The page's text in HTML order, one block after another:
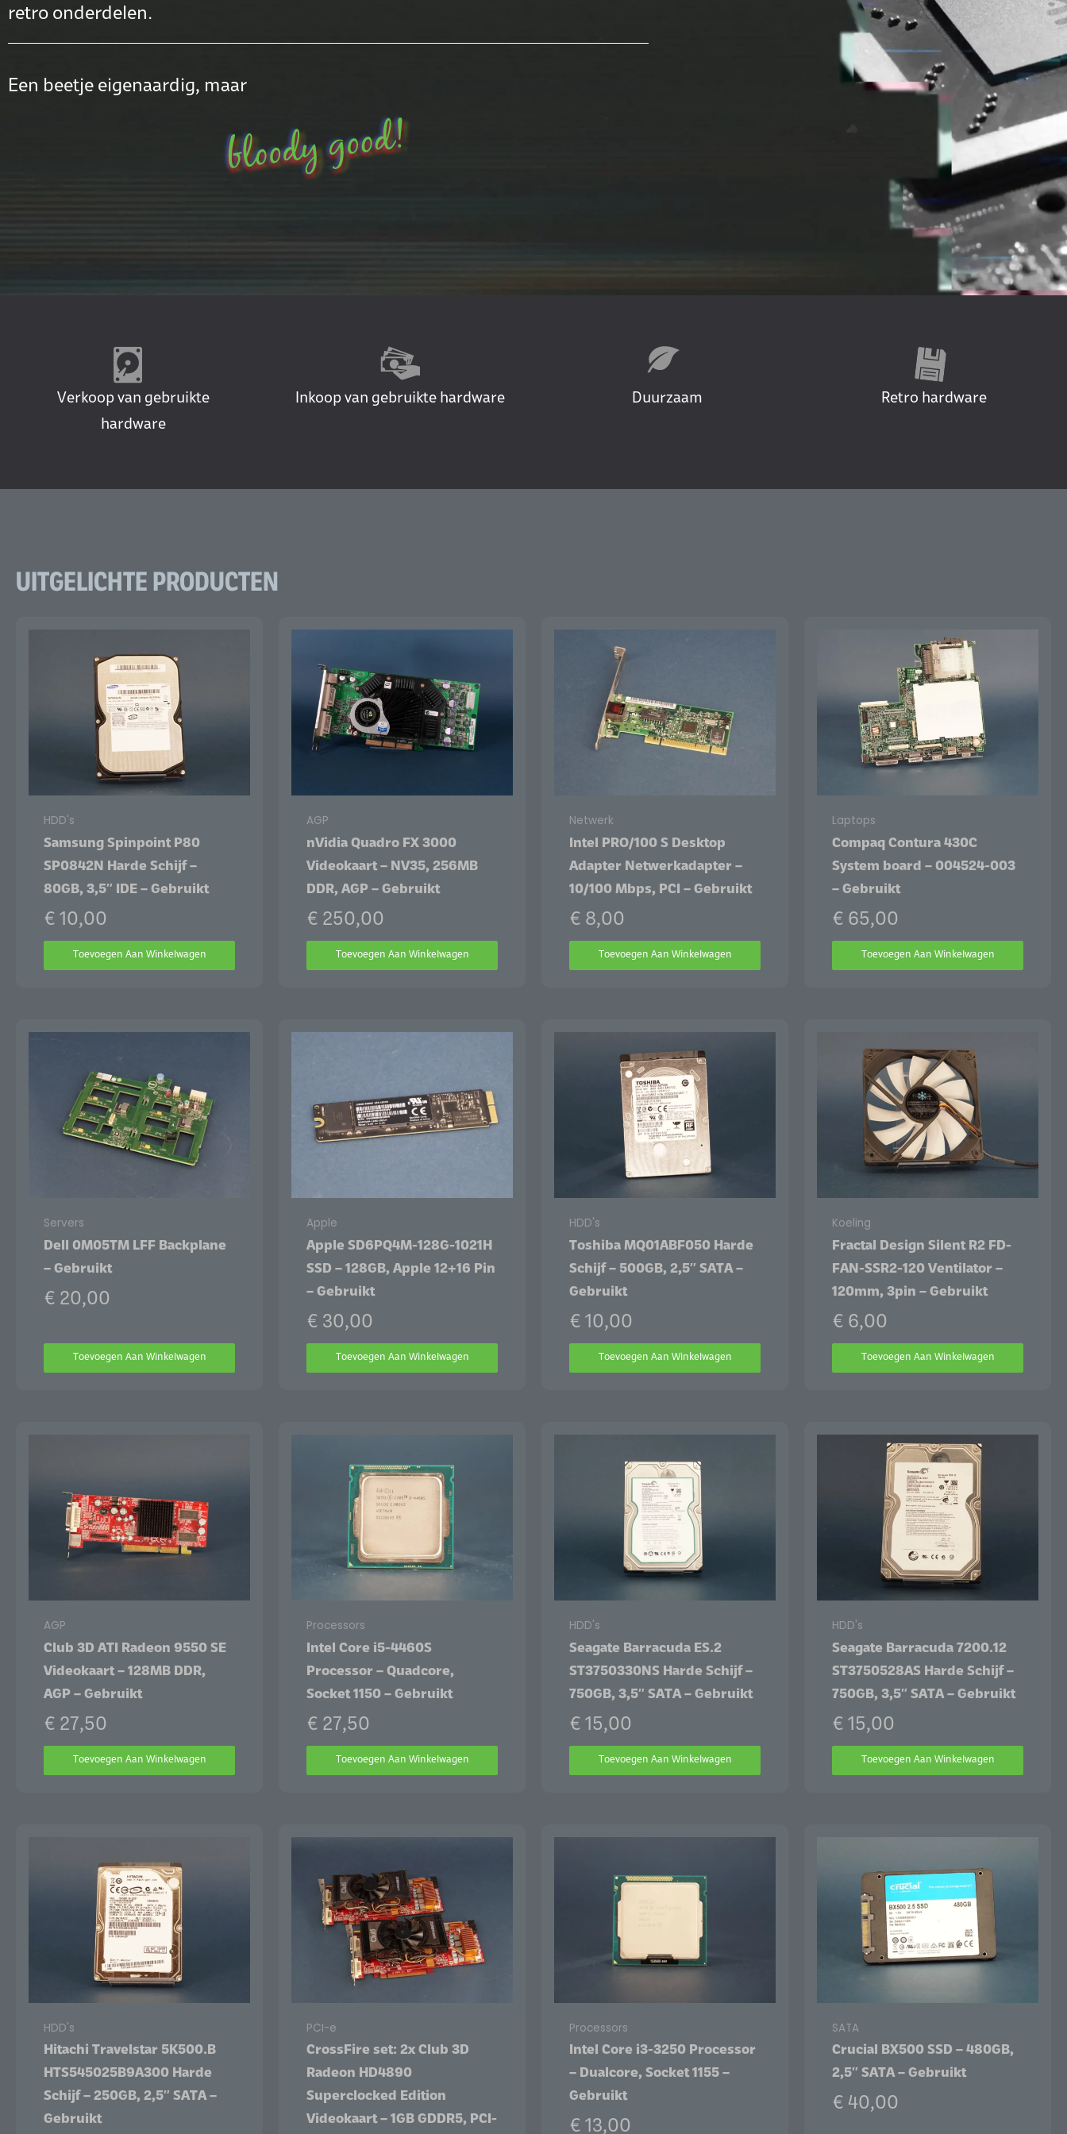
retro onderdelen.
Een beetje eigenaardig, maar
Verkoop van gebruikte
hardware
Inkoop van gebruikte hardware Duurzaam Retro hardware
UITGELICHTE PRODUCTEN
HDD's
Samsung Spinpoint P80
SP0842N Harde Schijf –
80GB, 3,5″ IDE – Gebruikt
€ 10,00
Toevoegen Aan Winkelwagen
AGP
nVidia Quadro FX 3000
Videokaart – NV35, 256MB
DDR, AGP – Gebruikt
€ 250,00
Toevoegen Aan Winkelwagen
Netwerk
Intel PRO/100 S Desktop
Adapter Netwerkadapter –
10/100 Mbps, PCI – Gebruikt
€ 8,00
Toevoegen Aan Winkelwagen
Laptops
Compaq Contura 430C
System board – 004524-003
– Gebruikt
€ 65,00
Toevoegen Aan Winkelwagen
Servers
Dell 0M05TM LFF Backplane
– Gebruikt
€ 20,00
Toevoegen Aan Winkelwagen
Apple
Apple SD6PQ4M-128G-1021H
SSD – 128GB, Apple 12+16 Pin
– Gebruikt
€ 30,00
Toevoegen Aan Winkelwagen
HDD's
Toshiba MQ01ABF050 Harde
Schijf – 500GB, 2,5″ SATA –
Gebruikt
€ 10,00
Toevoegen Aan Winkelwagen
Koeling
Fractal Design Silent R2 FD-
FAN-SSR2-120 Ventilator –
120mm, 3pin – Gebruikt
€ 6,00
Toevoegen Aan Winkelwagen
AGP
Club 3D ATI Radeon 9550 SE
Videokaart – 128MB DDR,
AGP – Gebruikt
€ 27,50
Toevoegen Aan Winkelwagen
Processors
Intel Core i5-4460S
Processor – Quadcore,
Socket 1150 – Gebruikt
€ 27,50
Toevoegen Aan Winkelwagen
HDD's
Seagate Barracuda ES.2
ST3750330NS Harde Schijf –
750GB, 3,5″ SATA – Gebruikt
€ 15,00
Toevoegen Aan Winkelwagen
HDD's
Seagate Barracuda 7200.12
ST3750528AS Harde Schijf –
750GB, 3,5″ SATA – Gebruikt
€ 15,00
Toevoegen Aan Winkelwagen
HDD's
Hitachi Travelstar 5K500.B
HTS545025B9A300 Harde
Schijf – 250GB, 2,5″ SATA –
Gebruikt
PCI-e
CrossFire set: 2x Club 3D
Radeon HD4890
Superclocked Edition
Videokaart – 1GB GDDR5, PCI-
Processors
Intel Core i3-3250 Processor
– Dualcore, Socket 1155 –
Gebruikt
€ 13,00
SATA
Crucial BX500 SSD – 480GB,
2,5″ SATA – Gebruikt
€ 40,00